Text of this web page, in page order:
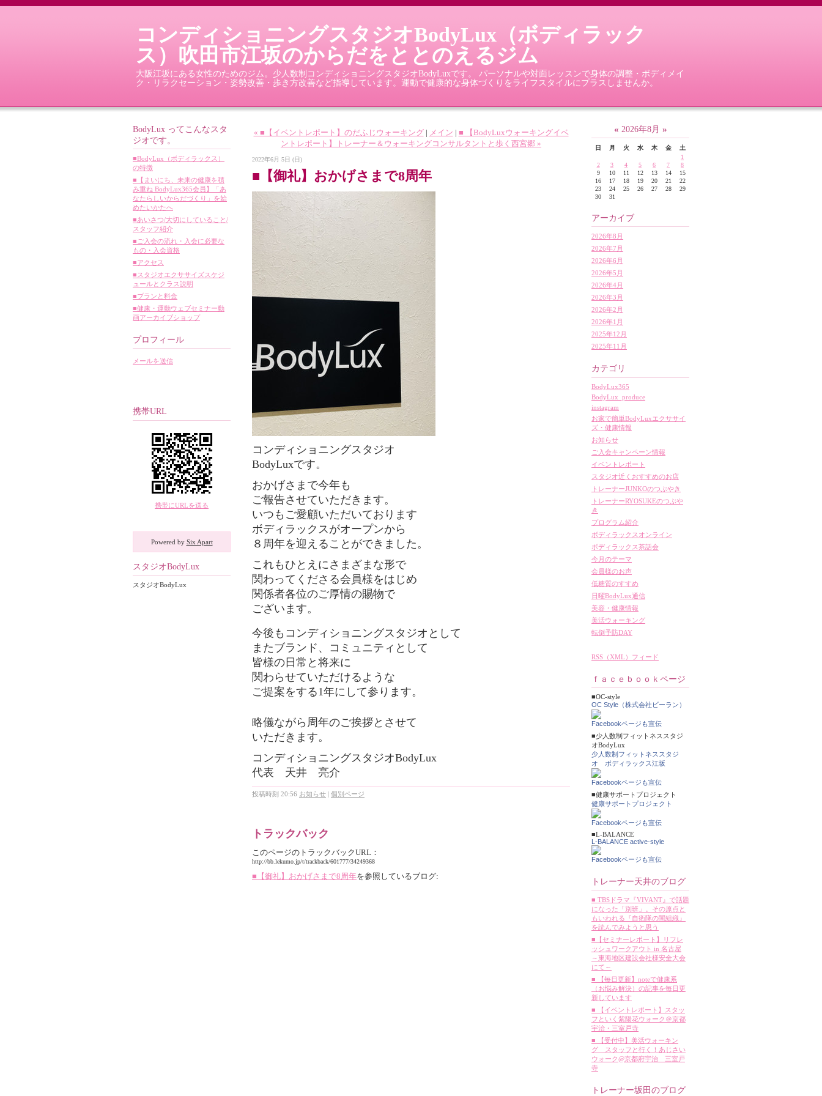
コンディショニングスタジオBodyLux（ボディラック
ス）吹田市江坂のからだをととのえるジム
大阪江坂にある女性のためのジム。少人数制コンディショニングスタジオBodyLuxです。 パーソナルや対面レッスンで身体の調整・ボディメイ
ク・リラクセーション・姿勢改善・歩き方改善など指導しています。運動で健康的な身体づくりをライフスタイルにプラスしませんか。
BodyLux ってこんなスタ
ジオです。
■BodyLux（ボディラックス）
の特徴
■【まいにち、未来の健康を積
み重ね BodyLux365会員】「あ
なたらしいからだづくり」を始
めたいかたへ
■あいさつ/大切にしていること/
スタッフ紹介
■ご入会の流れ・入会に必要な
もの・入会資格
■アクセス
■スタジオエクササイズスケジ
ュールとクラス説明
■プランと料金
■健康・運動ウェブセミナー動
画アーカイブショップ
プロフィール
メールを送信
携帯URL
携帯にURLを送る
Powered by Six Apart
スタジオBodyLux
スタジオBodyLux
« ■【イベントレポート】のだふじウォーキング| メイン | ■ 【BodyLuxウォーキングイベ
ントレポート】トレーナー＆ウォーキングコンサルタントと歩く西宮郷 »
2022年6月 5日 (日)
■【御礼】おかげさまで8周年
コンディショニングスタジオ
BodyLuxです。
おかげさまで今年も
ご報告させていただきます。
いつもご愛顧いただいております
ボディラックスがオープンから
８周年を迎えることができました。
これもひとえにさまざまな形で
関わってくださる会員様をはじめ
関係者各位のご厚情の賜物で
ございます。
今後もコンディショニングスタジオとして
またブランド、コミュニティとして
皆様の日常と将来に
関わらせていただけるような
ご提案をする1年にして参ります。
略儀ながら周年のご挨拶とさせて
いただきます。
コンディショニングスタジオBodyLux
代表 天井 亮介
投稿時刻 20:56 お知らせ | 個別ページ
トラックバック
このページのトラックバックURL：
http://bb.lekumo.jp/t/trackback/601777/34249368
■【御礼】おかげさまで8周年を参照しているブログ:
« 2026年8月 »
日 月 火 水 木 金
土
1
2
3 4 5 6 7
8
9
10 11 12 13 14
15
16
17 18 19 20 21
22
23
24 25 26 27 28
29
30
31
アーカイブ
2026年8月
2026年7月
2026年6月
2026年5月
2026年4月
2026年3月
2026年2月
2026年1月
2025年12月
2025年11月
カテゴリ
BodyLux365
BodyLux_produce
instagram
お家で簡単BodyLuxエクササイ
ズ・健康情報
お知らせ
ご入会キャンペーン情報
イベントレポート
スタジオ近くおすすめのお店
トレーナーJUNKOのつぶやき
トレーナーRYOSUKEのつぶや
き
プログラム紹介
ボディラックスオンライン
ボディラックス茶話会
今月のテーマ
会員様のお声
低糖質のすすめ
日曜BodyLux通信
美容・健康情報
美活ウォーキング
転倒予防DAY
RSS（XML）フィード
ｆａｃｅｂｏｏｋページ
■OC-style
OC Style（株式会社ビーラン）
Facebookページも宣伝
■少人数制フィットネススタジ
オBodyLux
少人数制フィットネススタジ
オ ボディラックス江坂
Facebookページも宣伝
■健康サポートプロジェクト
健康サポートプロジェクト
Facebookページも宣伝
■L-BALANCE
L-BALANCE active-style
Facebookページも宣伝
トレーナー天井のブログ
■ TBSドラマ『VIVANT』で話題
になった「別班」。その原点と
もいわれる『自衛隊の闇組織』
を読んでみようと思う
■【セミナーレポート】リフレ
ッシュワークアウト in 名古屋
～東海地区建設会社様安全大会
にて～
■ 【毎日更新】noteで健康系
（お悩み解決）の記事を毎日更
新しています
■ 【イベントレポート】スタッ
フといく紫陽花ウォーク＠京都
宇治・三室戸寺
■ 【受付中】美活ウォーキン
グ スタッフと行く！あじさい
ウォーク@京都府宇治 三室戸
寺
トレーナー坂田のブログ